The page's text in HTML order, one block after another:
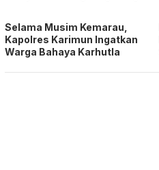
Selama Musim Kemarau,
Kapolres Karimun Ingatkan
Warga Bahaya Karhutla